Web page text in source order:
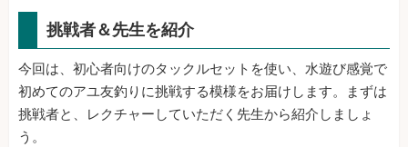
挑戦者＆先生を紹介
今回は、初心者向けのタックルセットを使い、水遊び感覚で
初めてのアユ友釣りに挑戦する模様をお届けします。まずは
挑戦者と、レクチャーしていただく先生から紹介しましょ
う。